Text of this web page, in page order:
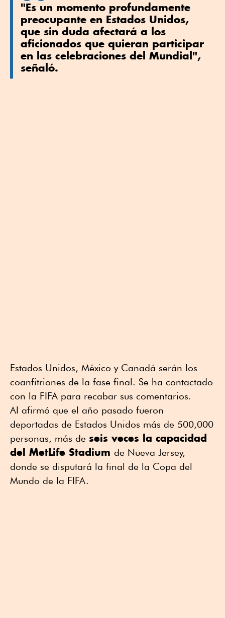
"Es un momento profundamente
preocupante en Estados Unidos,
que sin duda afectará a los
aficionados que ​quieran participar
en las celebraciones del Mundial",
señaló.
Estados Unidos, México y Canadá serán los
coanfitriones de la fase final. Se ha contactado
con la FIFA para recabar sus comentarios.
AI afirmó que el año pasado fueron
deportadas de Estados Unidos más de 500,000
personas, más de seis veces la capacidad
del MetLife Stadium de Nueva Jersey,
donde se disputará la final de la Copa del
Mundo de la FIFA.